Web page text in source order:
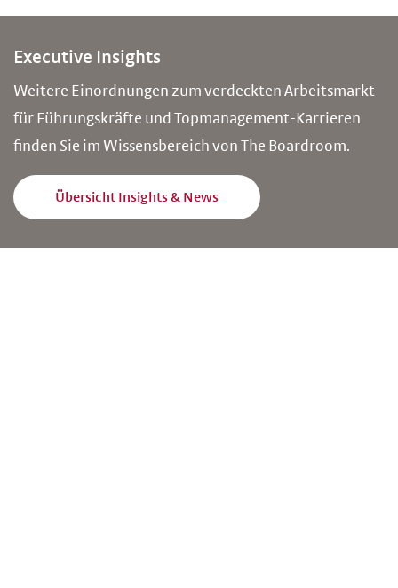
Executive Insights
Weitere Einordnungen zum verdeckten Arbeitsmarkt
für Führungskräfte und Topmanagement-Karrieren
finden Sie im Wissensbereich von The Boardroom.
Übersicht Insights & News